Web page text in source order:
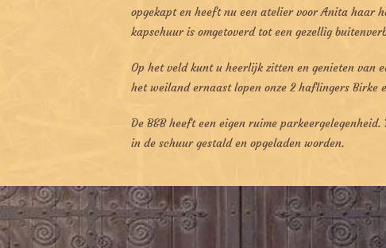
opgekapt en heeft nu een atelier voor Anita haar
kapschuur is omgetoverd tot een gezellig
Op het veld kunt u heerlijk zitten en genieten van
het weiland ernaast lopen onze 2 haflingers Birke
De B&B heeft een eigen ruime
in de schuur gestald en opgeladen worden.